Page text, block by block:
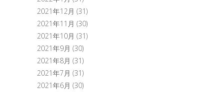
2021年12月 (31)
2021年11月 (30)
2021年10月 (31)
2021年9月 (30)
2021年8月 (31)
2021年7月 (31)
2021年6月 (30)